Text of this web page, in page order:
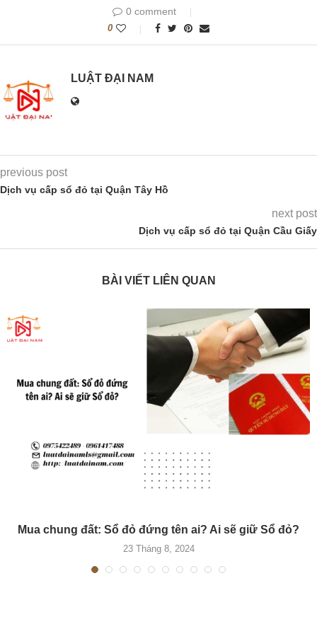
0 comment
0
LUẬT ĐẠI NAM
previous post
Dịch vụ cấp sổ đỏ tại Quận Tây Hồ
next post
Dịch vụ cấp sổ đỏ tại Quận Cầu Giấy
BÀI VIẾT LIÊN QUAN
Mua chung đất: Sổ đỏ đứng tên ai? Ai sẽ giữ Sổ đỏ?
23 Tháng 8, 2024